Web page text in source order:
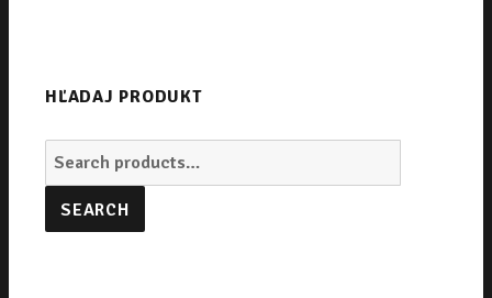
HĽADAJ PRODUKT
Search
for:
SEARCH